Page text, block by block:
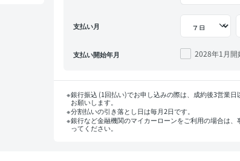
支払い月
支払い開始年月 2028年1月開
銀行振込 (1回払い)でお申し込みの際は、成約後3営業日
お願いします。
分割払いの引き落とし日は毎月2日です。
銀行など金融機関のマイカーローンをご利用の場合は、
ってください。